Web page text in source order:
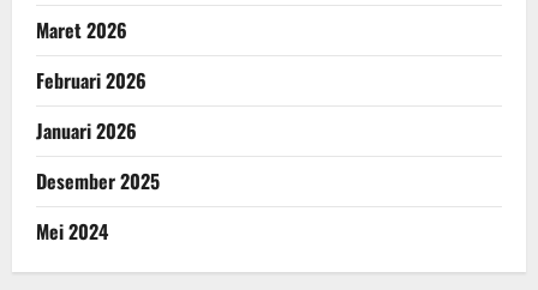
Maret 2026
Februari 2026
Januari 2026
Desember 2025
Mei 2024